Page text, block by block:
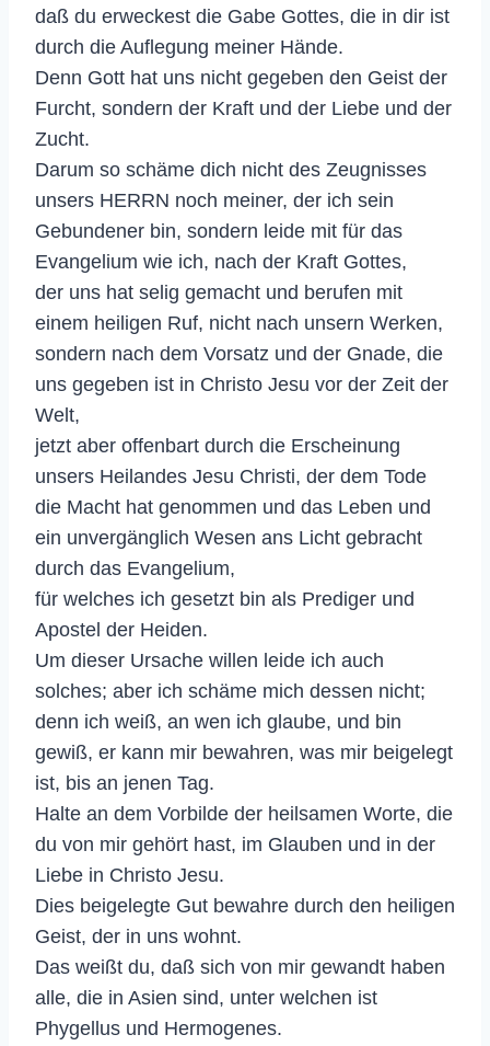
daß du erweckest die Gabe Gottes, die in dir ist
durch die Auflegung meiner Hände.
Denn Gott hat uns nicht gegeben den Geist der
Furcht, sondern der Kraft und der Liebe und der
Zucht.
Darum so schäme dich nicht des Zeugnisses
unsers HERRN noch meiner, der ich sein
Gebundener bin, sondern leide mit für das
Evangelium wie ich, nach der Kraft Gottes,
der uns hat selig gemacht und berufen mit
einem heiligen Ruf, nicht nach unsern Werken,
sondern nach dem Vorsatz und der Gnade, die
uns gegeben ist in Christo Jesu vor der Zeit der
Welt,
jetzt aber offenbart durch die Erscheinung
unsers Heilandes Jesu Christi, der dem Tode
die Macht hat genommen und das Leben und
ein unvergänglich Wesen ans Licht gebracht
durch das Evangelium,
für welches ich gesetzt bin als Prediger und
Apostel der Heiden.
Um dieser Ursache willen leide ich auch
solches; aber ich schäme mich dessen nicht;
denn ich weiß, an wen ich glaube, und bin
gewiß, er kann mir bewahren, was mir beigelegt
ist, bis an jenen Tag.
Halte an dem Vorbilde der heilsamen Worte, die
du von mir gehört hast, im Glauben und in der
Liebe in Christo Jesu.
Dies beigelegte Gut bewahre durch den heiligen
Geist, der in uns wohnt.
Das weißt du, daß sich von mir gewandt haben
alle, die in Asien sind, unter welchen ist
Phygellus und Hermogenes.